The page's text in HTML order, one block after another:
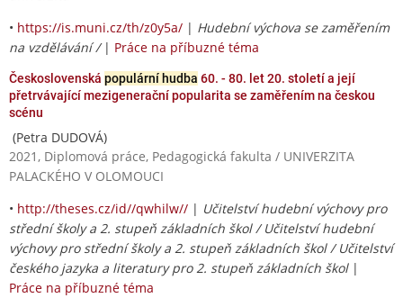
• https://is.muni.cz/th/z0y5a/ | Hudební výchova se zaměřením
na vzdělávání / | Práce na příbuzné téma
Československá populární hudba 60. - 80. let 20. století a její
přetrvávající mezigenerační popularita se zaměřením na českou
scénu
(Petra DUDOVÁ)
2021, Diplomová práce, Pedagogická fakulta / UNIVERZITA
PALACKÉHO V OLOMOUCI
• http://theses.cz/id//qwhilw// | Učitelství hudební výchovy pro
střední školy a 2. stupeň základních škol / Učitelství hudební
výchovy pro střední školy a 2. stupeň základních škol / Učitelství
českého jazyka a literatury pro 2. stupeň základních škol|
Práce na příbuzné téma